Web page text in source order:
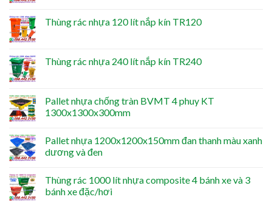
Thùng rác nhựa 120 lít nắp kín TR120
Thùng rác nhựa 240 lít nắp kín TR240
Pallet nhựa chống tràn BVMT 4 phuy KT
1300x1300x300mm
Pallet nhựa 1200x1200x150mm đan thanh màu xanh
dương và đen
Thùng rác 1000 lít nhựa composite 4 bánh xe và 3
bánh xe đặc/hơi